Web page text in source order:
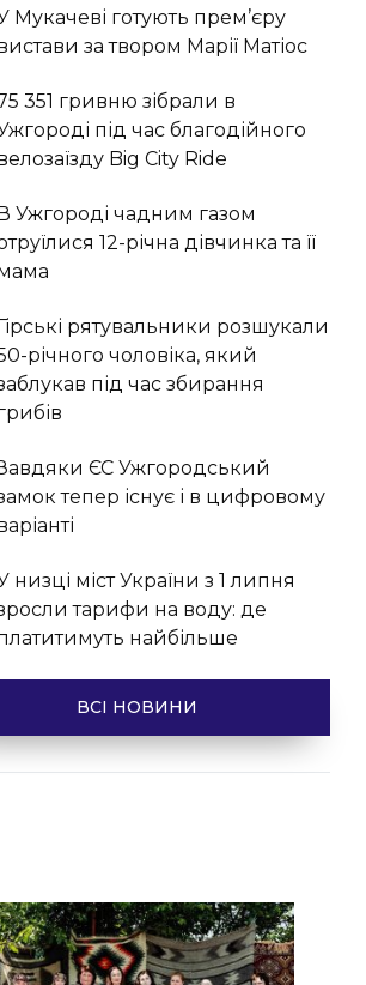
Мукачеві готують прем’єру
за твором Марії Матіос
351 гривню зібрали в
під час благодійного
Big Сity Ride
В Ужгороді чадним газом
12-річна дівчинка та її
Гірські рятувальники розшукали
річного чоловіка, який
під час збирання
ЄС Ужгородський
тепер існує і в цифровому
низці міст України з 1 липня
тарифи на воду: де
найбільше
ВСІ НОВИНИ